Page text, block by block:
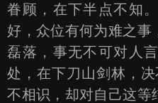
眷顾，在下半点不知
好，众位有何为难之事
磊落，事无不可对人
处，在下刀山剑林，
不相识，却对自己这等